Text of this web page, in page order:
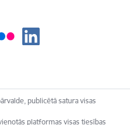
publicētā satura visas
platformas visas tiesības